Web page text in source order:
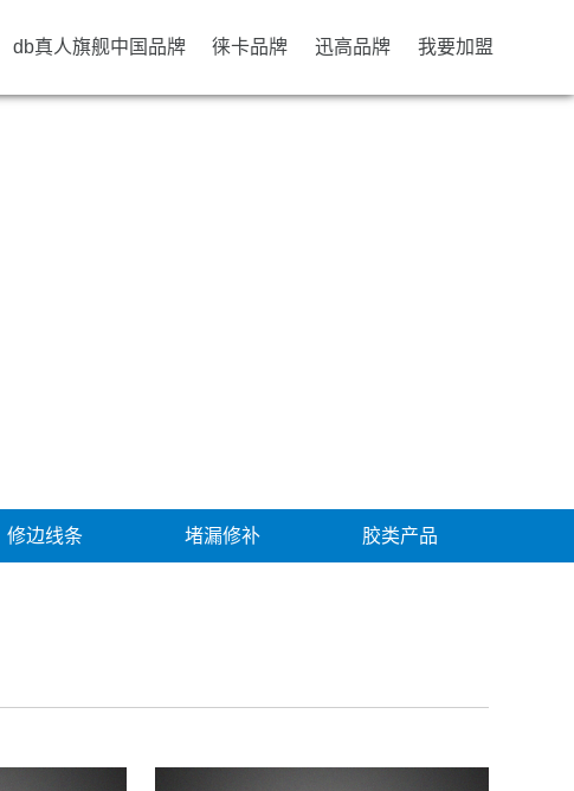
db真人旗舰中国品牌 徕卡品牌 迅高品牌 我要加盟
修边线条 堵漏修补 胶类产品